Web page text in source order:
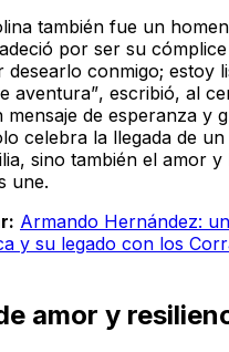
también fue un
por ser su
desearlo conmigo; estoy
aventura”, escribió, al
de esperanza y
celebra la llegada de
sino también el amor y
une.
Armando Hernández:
y su legado con los
amor y